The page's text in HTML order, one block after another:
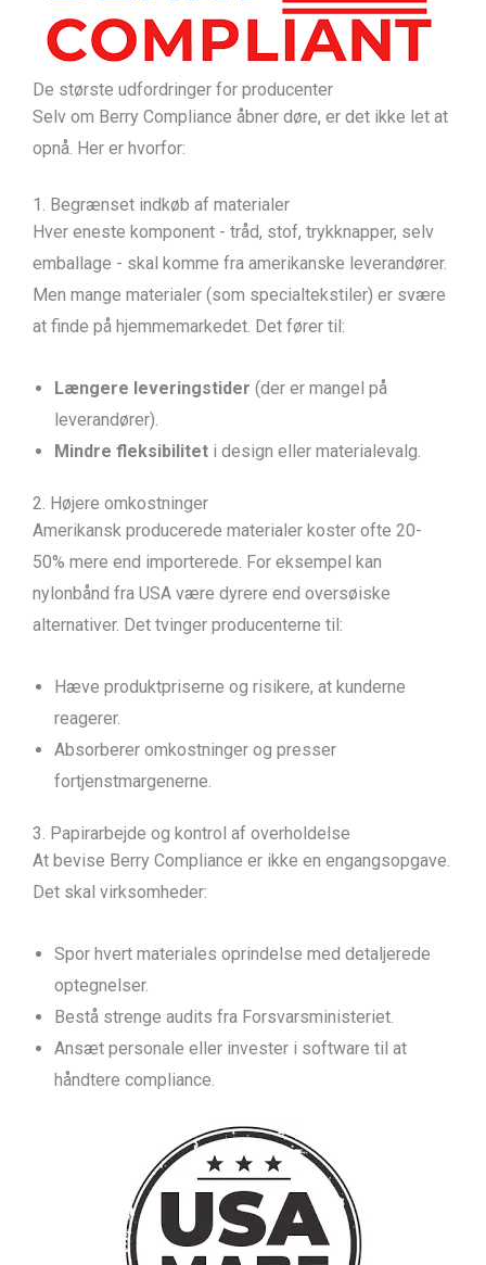
De største udfordringer for producenter
Selv om Berry Compliance åbner døre, er det ikke let at
opnå. Her er hvorfor:
1. Begrænset indkøb af materialer
Hver eneste komponent - tråd, stof, trykknapper, selv
emballage - skal komme fra amerikanske leverandører.
Men mange materialer (som specialtekstiler) er svære
at finde på hjemmemarkedet. Det fører til:
Længere leveringstider (der er mangel på
leverandører).
Mindre fleksibilitet i design eller materialevalg.
2. Højere omkostninger
Amerikansk producerede materialer koster ofte 20-
50% mere end importerede. For eksempel kan
nylonbånd fra USA være dyrere end oversøiske
alternativer. Det tvinger producenterne til:
Hæve produktpriserne og risikere, at kunderne
reagerer.
Absorberer omkostninger og presser
fortjenstmargenerne.
3. Papirarbejde og kontrol af overholdelse
At bevise Berry Compliance er ikke en engangsopgave.
Det skal virksomheder:
Spor hvert materiales oprindelse med detaljerede
optegnelser.
Bestå strenge audits fra Forsvarsministeriet.
Ansæt personale eller invester i software til at
håndtere compliance.